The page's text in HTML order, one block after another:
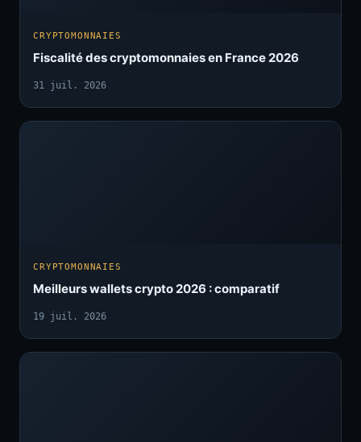
CRYPTOMONNAIES
Fiscalité des cryptomonnaies en France 2026
31 juil. 2026
CRYPTOMONNAIES
Meilleurs wallets crypto 2026 : comparatif
19 juil. 2026